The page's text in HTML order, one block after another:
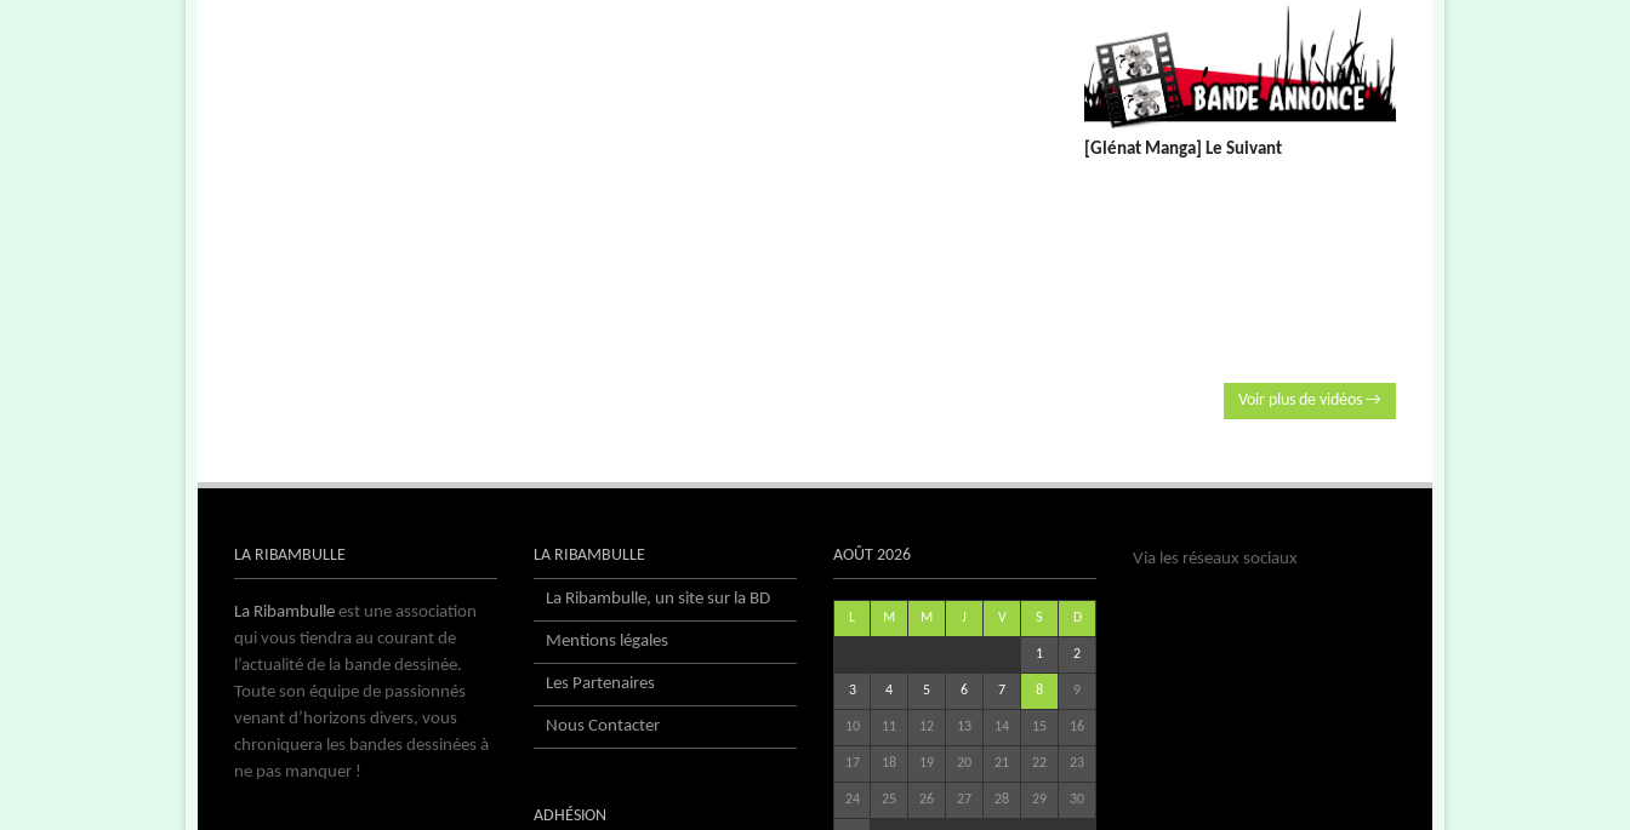
[Glénat Manga] Le Suivant
Voir plus de vidéos →
LA RIBAMBULLE
La Ribambulle est une association
qui vous tiendra au courant de
l’actualité de la bande dessinée.
Toute son équipe de passionnés
venant d’horizons divers, vous
chroniquera les bandes dessinées à
ne pas manquer !
LA RIBAMBULLE
La Ribambulle, un site sur la BD
Mentions légales
Les Partenaires
Nous Contacter
ADHÉSION
AOÛT 2026
L M M J V S D
1 2
3 4 5 6 7 8 9
10 11 12 13 14 15 16
17 18 19 20 21 22 23
24 25 26 27 28 29 30
Via les réseaux sociaux